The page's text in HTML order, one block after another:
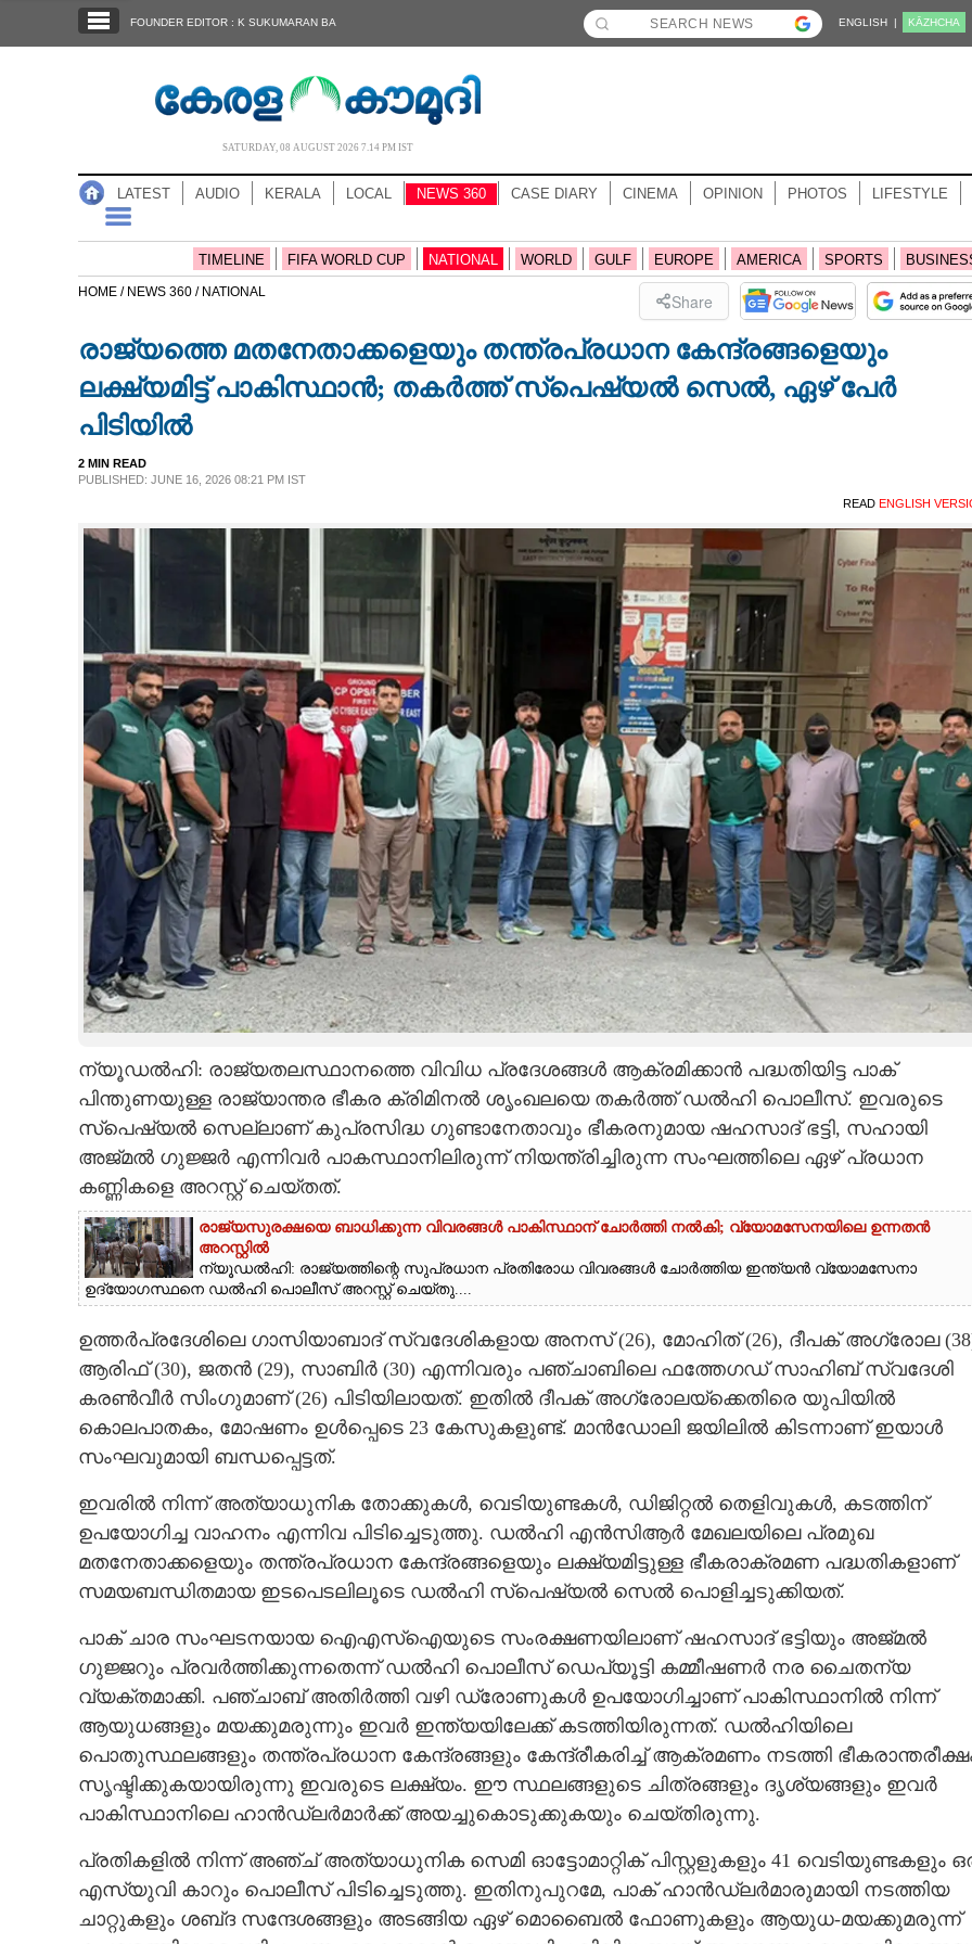
NOTIFIED NEWS
NEWS 360
SPIRITUAL
CARTOONS
LITERATURE
CONTACT US
FOUNDER EDITOR : K SUKUMARAN BA ENGLISH | KĀZHCHA
SATURDAY, 08 AUGUST 2026 7.14 PM IST
LATEST AUDIO KERALA LOCAL NEWS 360 CASE DIARY CINEMA OPINION PHOTOS LIFESTYLE
TIMELINE FIFA WORLD CUP NATIONAL WORLD GULF EUROPE AMERICA SPORTS
HOME / NEWS 360 / NATIONAL Share
രാജ്യത്തെ മതനേതാക്കളെയും തന്ത്രപ്രധാന കേന്ദ്രങ്ങളെയും
ലക്ഷ്യമിട്ട് പാകിസ്ഥാൻ; തകർത്ത് സ്പെഷ്യൽ സെൽ, ഏഴ് പേർ
പിടിയിൽ
2 MIN READ
PUBLISHED: JUNE 16, 2026 08:21 PM IST
READ ENGLISH
ന്യൂഡൽഹി: രാജ്യതലസ്ഥാനത്തെ വിവിധ പ്രദേശങ്ങൾ ആക്രമിക്കാൻ പദ്ധതിയിട്ട പാക്
പിന്തുണയുള്ള രാജ്യാന്തര ഭീകര ക്രിമിനൽ ശൃംഖലയെ തകർത്ത് ഡൽഹി പൊലീസ്. ഇവരുടെ
സ്‌പെഷ്യൽ സെല്ലാണ് കുപ്രസിദ്ധ ഗുണ്ടാനേതാവും ഭീകരനുമായ ഷഹസാദ് ഭട്ടി, സഹായി
അജ്‌മൽ ഗുജ്ജർ എന്നിവർ പാകസ്ഥാനിലിരുന്ന് നിയന്ത്രിച്ചിരുന്ന സംഘത്തിലെ ഏഴ് പ്രധാന
കണ്ണികളെ അറസ്റ്റ് ചെയ്തത്.
രാജ്യസുരക്ഷയെ ബാധിക്കുന്ന വിവരങ്ങൾ പാകിസ്ഥാന് ചോ‌ർത്തി നൽകി; വ്യോമസേനയിലെ ഉന്നതൻ
അറസ്റ്റിൽ
ന്യൂ‌ഡൽഹി: രാജ്യത്തിന്റെ സുപ്രധാന പ്രതിരോധ വിവരങ്ങൾ ചോർത്തിയ ഇന്ത്യൻ വ്യോമസേനാ
ഉദ്യോഗസ്ഥനെ ഡൽഹി പൊലീസ് അറസ്റ്റ് ചെയ്‌തു....
ഉത്തർപ്രദേശിലെ ഗാസിയാബാദ് സ്വദേശികളായ അനസ് (26), മോഹിത് (26), ദീപക് അഗ്‌രോല
ആരിഫ് (30), ജതൻ (29), സാബിർ (30) എന്നിവരും പഞ്ചാബിലെ ഫത്തേഗഡ് സാഹിബ് സ്വദേശി
കരൺവീർ സിംഗുമാണ് (26) പിടിയിലായത്. ഇതിൽ ദീപക് അഗ്‌രോല‌യ്‌ക്കെതിരെ യുപിയിൽ
കൊലപാതകം, മോഷണം ഉൾപ്പെടെ 23 കേസുകളുണ്ട്. മാൻഡോലി ജയിലിൽ കിടന്നാണ് ഇയാൾ
സംഘവുമായി ബന്ധപ്പെട്ടത്.
ഇവരിൽ നിന്ന് അത്യാധുനിക തോക്കുകൾ, വെടിയുണ്ടകൾ, ഡിജിറ്റൽ തെളിവുകൾ, കടത്തിന്
ഉപയോഗിച്ച വാഹനം എന്നിവ പിടിച്ചെടുത്തു. ഡൽഹി എൻസിആർ മേഖലയിലെ പ്രമുഖ
മതനേതാക്കളെയും തന്ത്രപ്രധാന കേന്ദ്രങ്ങളെയും ലക്ഷ്യമിട്ടുള്ള ഭീകരാക്രമണ പദ്ധതികളാണ്
സമയബന്ധിതമായ ഇടപെടലിലൂടെ ഡൽഹി സ്പെഷ്യൽ സെൽ പൊളിച്ചടുക്കിയത്.
പാക് ചാര സംഘടനയായ ഐഎസ്‌ഐയുടെ സംരക്ഷണയിലാണ് ഷഹസാദ് ഭട്ടിയും അജ്‌മൽ
ഗുജ്ജറും പ്രവർത്തിക്കുന്നതെന്ന് ഡൽഹി പൊലീസ് ഡെപ്യൂട്ടി കമ്മീഷണർ നര ചൈതന്യ
വ്യക്തമാക്കി. പഞ്ചാബ് അതിർത്തി വഴി ഡ്രോണുകൾ ഉപയോഗിച്ചാണ് പാകിസ്ഥാനിൽ നിന്ന്
ആയുധങ്ങളും മയക്കുമരുന്നും ഇവർ ഇന്ത്യയിലേക്ക് കടത്തിയിരുന്നത്. ഡൽഹിയിലെ
പൊതുസ്ഥലങ്ങളും തന്ത്രപ്രധാന കേന്ദ്രങ്ങളും കേന്ദ്രീകരിച്ച് ആക്രമണം നടത്തി
സൃഷ്ടിക്കുകയായിരുന്നു ഇവരുടെ ലക്ഷ്യം. ഈ സ്ഥലങ്ങളുടെ ചിത്രങ്ങളും ദൃശ്യങ്ങളും ഇവർ
പാകിസ്ഥാനിലെ ഹാൻഡ്‌ലർമാർക്ക് അയച്ചുകൊടുക്കുകയും ചെയ്തിരുന്നു.
പ്രതികളിൽ നിന്ന് അഞ്ച് അത്യാധുനിക സെമി ഓട്ടോമാറ്റിക് പിസ്റ്റളുകളും 41 വെടിയുണ്ടകളും
എസ്‌യു‌വി കാറും പൊലീസ് പിടിച്ചെടുത്തു. ഇതിനുപുറമേ, പാക് ഹാൻഡ്‌ലർമാരുമായി നടത്തിയ
ചാറ്റുകളും ശബ്‌ദ സന്ദേശങ്ങളും അടങ്ങിയ ഏഴ് മൊബൈൽ ഫോണുകളും ആയുധ-മയക്കുമരുന്ന്